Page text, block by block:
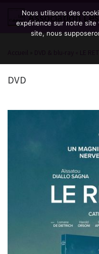
Passer au contenu
Association
DVD & blu-ray « LE
DVD
Navigation des images
Nous utilisons des
expérience sur notre site
site, nous